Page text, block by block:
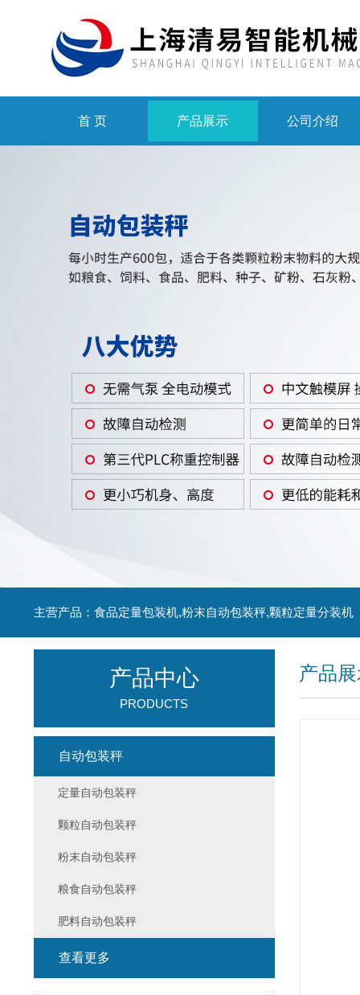
首 页 产品展示 公司介绍
主营产品：食品定量包装机,粉末自动包装秤,颗粒定量分装机
产品
产品中心
PRODUCTS
自动包装秤
定量自动包装秤
颗粒自动包装秤
粉末自动包装秤
粮食自动包装秤
肥料自动包装秤
查看更多